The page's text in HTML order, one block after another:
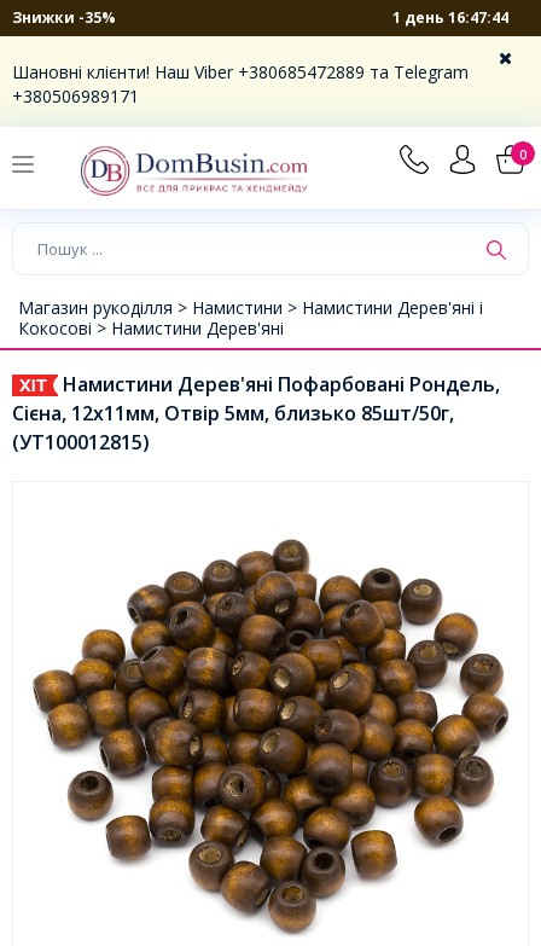
Знижки -35% 1 день 16:47:43
Шановні клієнти! Наш Viber +380685472889 та Telegram
+380506989171
0
Магазин рукоділля > Намистини > Намистини Дерев'яні і
Кокосові > Намистини Дерев'яні
Намистини Дерев'яні Пофарбовані Рондель,
Сієна, 12х11мм, Отвір 5мм, близько 85шт/50г,
(УТ100012815)